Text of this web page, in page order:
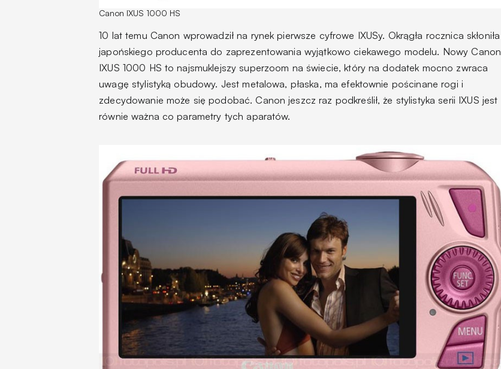
Canon IXUS 1000 HS
10 lat temu Canon wprowadził na rynek pierwsze cyfrowe IXUSy. Okrągła rocznica skłoniła
japońskiego producenta do zaprezentowania wyjątkowo ciekawego modelu. Nowy Canon
IXUS 1000 HS to najsmuklejszy superzoom na świecie, który na dodatek mocno zwraca
uwagę stylistyką obudowy. Jest metalowa, płaska, ma efektownie pościnane rogi i
zdecydowanie może się podobać. Canon jeszcz raz podkreślił, że stylistyka serii IXUS jest
równie ważna co parametry tych aparatów.